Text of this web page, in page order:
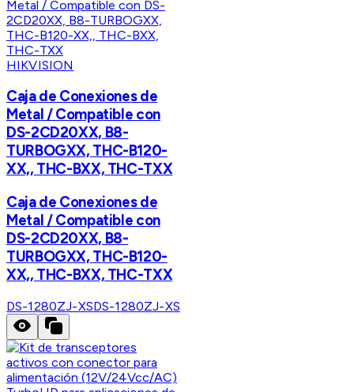
HIKVISION
Caja de Conexiones de
Metal / Compatible con
DS-2CD20XX, B8-
TURBOGXX, THC-B120-
XX,, THC-BXX, THC-TXX
Caja de Conexiones de
Metal / Compatible con
DS-2CD20XX, B8-
TURBOGXX, THC-B120-
XX,, THC-BXX, THC-TXX
DS-1280ZJ-XSDS-1280ZJ-XS